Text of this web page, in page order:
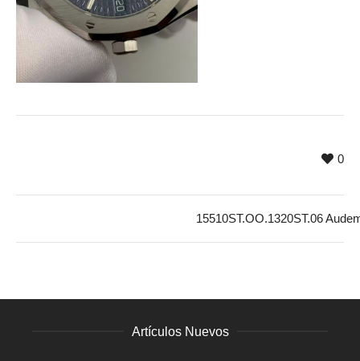
0
15510ST.OO.1320ST.06
Artículos Nuevos